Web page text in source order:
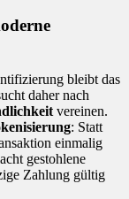
bleibt das
daher nach
vereinen.
: Statt
einmalig
gestohlene
Zahlung gültig